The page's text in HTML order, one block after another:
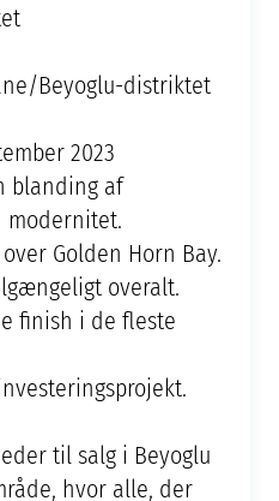
Beyoglu-distriktet
2023
blanding af
modernitet.
Golden Horn Bay.
overalt.
finish i de fleste
til salg i Beyoglu
hvor alle, der